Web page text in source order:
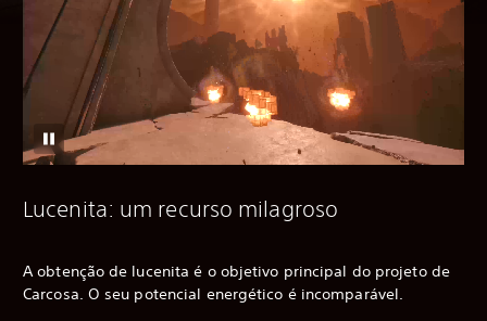
Lucenita: um recurso milagroso
A obtenção de lucenita é o objetivo principal do projeto de
Carcosa. O seu potencial energético é incomparável.